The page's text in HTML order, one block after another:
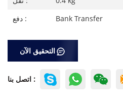
دفع :
Bank Transfer
التحقيق الآن
اتصل بنا :